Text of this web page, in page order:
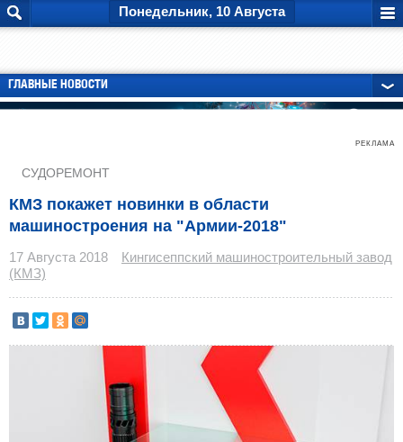
Понедельник, 10 Августа
ГЛАВНЫЕ НОВОСТИ
РЕКЛАМА
СУДОРЕМОНТ
КМЗ покажет новинки в области
машиностроения на "Армии-2018"
17 Августа 2018
Кингисеппский машиностроительный завод
(КМЗ)